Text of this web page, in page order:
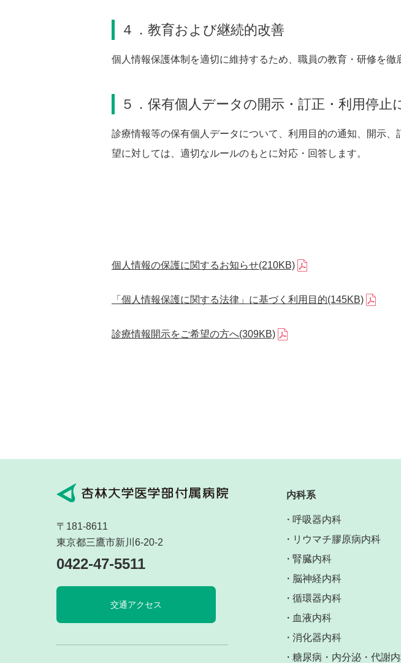
４．教育および継続的改善
個人情報保護体制を適切に維持するため、職員の教育・研修を徹
５．保有個人データの開示・訂正・利用停止
診療情報等の保有個人データについて、利用目的の通知、開示
望に対しては、適切なルールのもとに対応・回答します。
個人情報の保護に関するお知らせ(210KB)
「個人情報保護に関する法律」に基づく利用目的(145KB)
診療情報開示をご希望の方へ(309KB)
〒181-8611
東京都三鷹市新川6-20-2
0422-47-5511
交通アクセス
内科系
呼吸器内科
リウマチ膠原病内科
腎臓内科
脳神経内科
循環器内科
血液内科
消化器内科
糖尿病・内分泌・代謝